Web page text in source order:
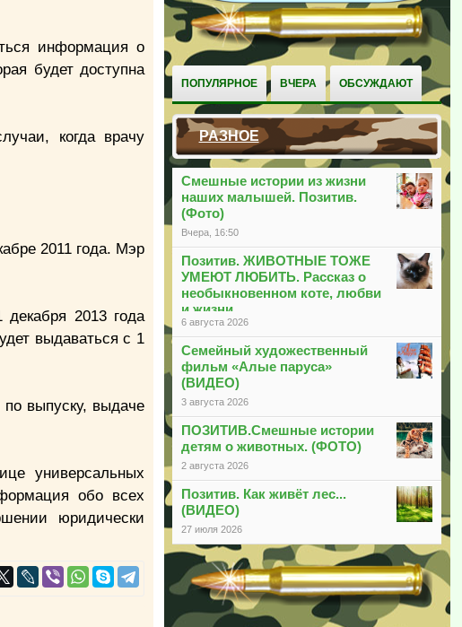
ПОПУЛЯРНОЕ ВЧЕРА ОБСУЖДАЮТ
РАЗНОЕ
Смешные истории из жизни
наших малышей. Позитив.
(Фото)
Вчера, 16:50
Позитив. ЖИВОТНЫЕ ТОЖЕ
УМЕЮТ ЛЮБИТЬ. Рассказ о
необыкновенном коте, любви
и жизни
6 августа 2026
Семейный художественный
фильм «Алые паруса»
(ВИДЕО)
3 августа 2026
ПОЗИТИВ.Смешные истории
детям о животных. (ФОТО)
2 августа 2026
Позитив. Как живёт лес...
(ВИДЕО)
27 июля 2026
информация о
будет доступна
когда врачу
2011 года. Мэр
2013 года
выдаваться с 1
выпуску, выдаче
универсальных
обо всех
юридически